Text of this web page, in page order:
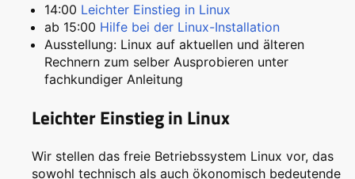
14:00 Leichter Einstieg in Linux
ab 15:00 Hilfe bei der Linux-Installation
Ausstellung: Linux auf aktuellen und älteren
Rechnern zum selber Ausprobieren unter
fachkundiger Anleitung
Leichter Einstieg in Linux
Wir stellen das freie Betriebssystem Linux vor, das
sowohl technisch als auch ökonomisch bedeutende